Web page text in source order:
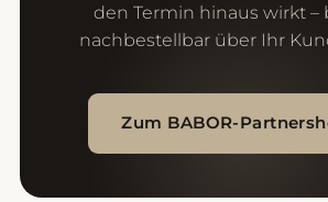
den Termin hinaus wirkt –
nachbestellbar über Ihr
Zum BABOR-